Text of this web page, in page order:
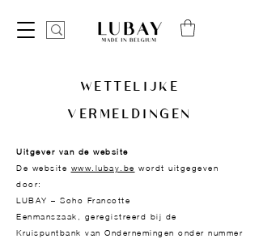
WETTELIJKE
VERMELDINGEN
Uitgever van de website
De website www.lubay.be wordt uitgegeven
door:
LUBAY – Soho Francotte
Eenmanszaak, geregistreerd bij de
Kruispuntbank van Ondernemingen onder nummer